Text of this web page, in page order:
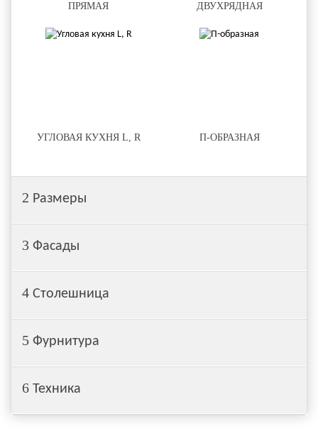
ПРЯМАЯ ДВУХРЯДНАЯ
УГЛОВАЯ КУХНЯ L, R П-ОБРАЗНАЯ
2 Размеры
3 Фасады
4 Столешница
5 Фурнитура
6 Техника